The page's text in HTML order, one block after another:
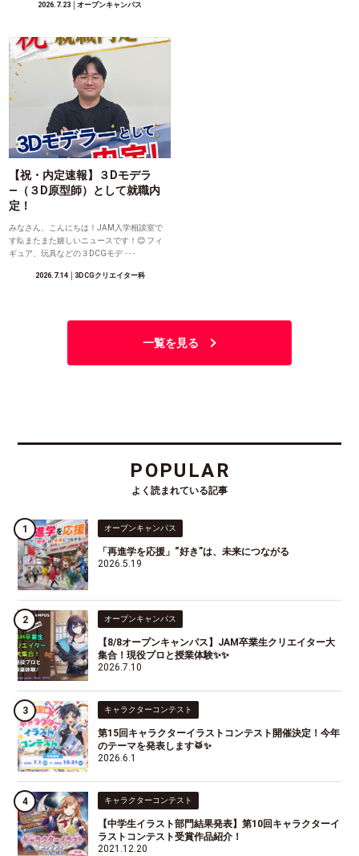
2026.7.23 │オープンキャンパス
【祝・内定速報】３Dモデラ
―（３D原型師）として就職内
定！
みなさん、こんにちは！JAM入学相談室で
す🙋またまた嬉しいニュースです！😊 フィ
ギュア、玩具などの３DCGモデ ･･･
2026.7.14│3DCGクリエイター科
一覧を見る
POPULAR
よく読まれている記事
オープンキャンパス
「再進学を応援」“好き”は、未来につながる
2026.5.19
オープンキャンパス
【8/8オープンキャンパス】JAM卒業生クリエイター大
集合！現役プロと授業体験✨✨
2026.7.10
キャラクターコンテスト
第15回キャラクターイラストコンテスト開催決定！今年
のテーマを発表します🥁✨
2026.6.1
キャラクターコンテスト
【中学生イラスト部門結果発表】第10回キャラクターイ
ラストコンテスト受賞作品紹介！
2021.12.20